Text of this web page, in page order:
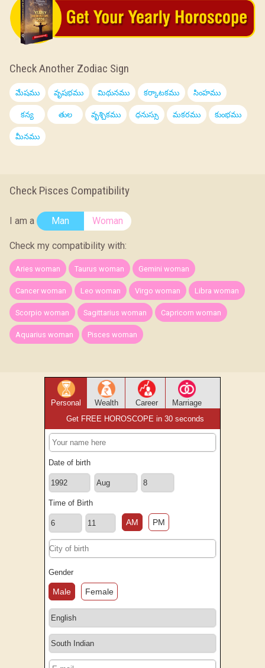
Check Another Zodiac Sign
మేషము వృషభము మిథునము కర్కాటకము సింహము
కన్య తుల వృశ్చికము ధనుస్సు మకరము కుంభము
మీనము
Check Pisces Compatibility
I am a Man Woman
Check my compatibility with:
Aries woman Taurus woman Gemini woman
Cancer woman Leo woman Virgo woman Libra woman
Scorpio woman Sagittarius woman Capricorn woman
Aquarius woman Pisces woman
Personal Wealth Career Marriage
Get FREE HOROSCOPE in 30 seconds
Date of birth
Time of Birth
AM PM
Gender
Male Female